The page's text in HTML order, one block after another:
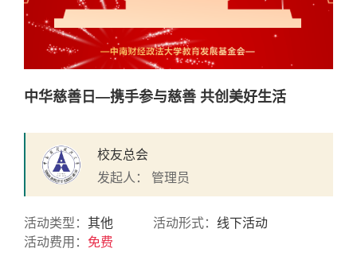
中华慈善日—携手参与慈善 共创美好生活
校友总会
发起人： 管理员
活动类型： 其他 活动形式： 线下活动
活动费用： 免费